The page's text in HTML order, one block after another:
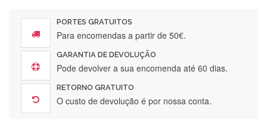
PORTES GRATUITOS
Para encomendas a partir de 50€.
GARANTIA DE DEVOLUÇÃO
Pode devolver a sua encomenda até 60 dias.
RETORNO GRATUITO
O custo de devolução é por nossa conta.
Encomenda direitinha. Rapidez e segurança. Volto a
encomendar.